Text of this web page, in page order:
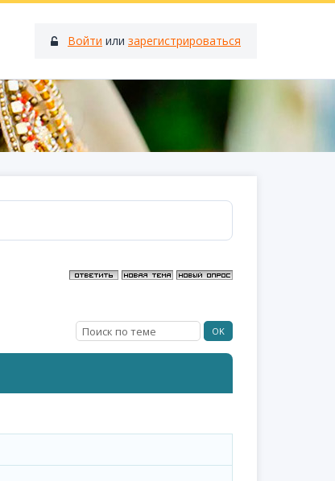
Войти или зарегистрироваться